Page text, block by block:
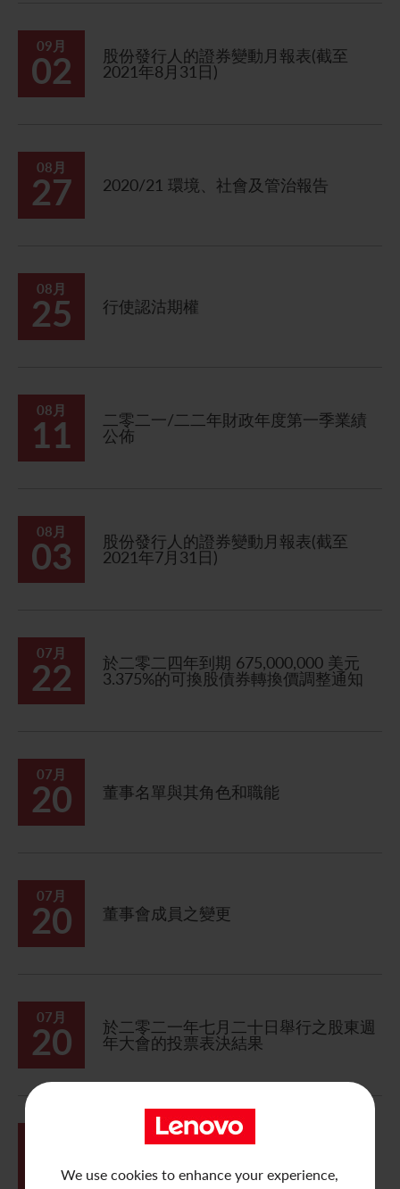
We use cookies to enhance your experience,
09月
02
股份發行人的證券變動月報表(截至
2021年8月31日)
08月
27 2020/21 環境、社會及管治報告
08月
25 行使認沽期權
08月
11
二零二一/二二年財政年度第一季業績
公佈
08月
03
股份發行人的證券變動月報表(截至
2021年7月31日)
07月
22
於二零二四年到期 675,000,000 美元
3.375%的可換股債券轉換價調整通知
07月
20 董事名單與其角色和職能
07月
20 董事會成員之變更
07月
20
於二零二一年七月二十日舉行之股東週
年大會的投票表決結果
12